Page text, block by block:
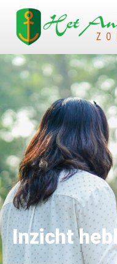
Inzicht